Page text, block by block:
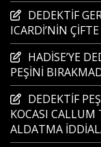
DEDEKTİF
ICARDİ’NİN
HADİSE’YE
PEŞİNİ
DEDEKTİF
KOCASI CALLUM
ALDATMA